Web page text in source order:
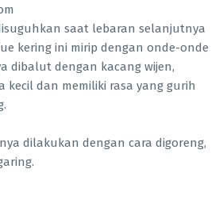
saat lebaran selanjutnya
kering ini mirip dengan onde-onde
dibalut dengan kacang wijen,
kecil dan memiliki rasa yang gurih
dilakukan dengan cara digoreng,